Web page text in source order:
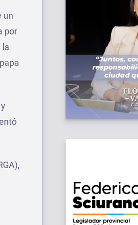
un
por
la